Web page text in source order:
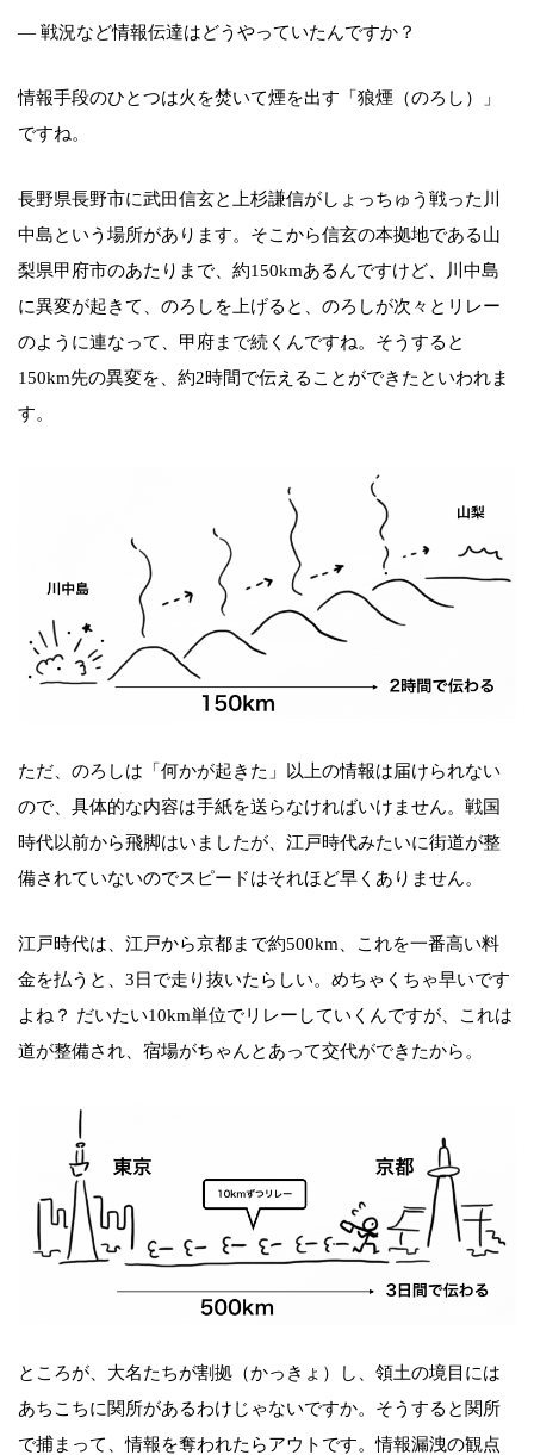
― 戦況など情報伝達はどうやっていたんですか？
情報手段のひとつは火を焚いて煙を出す「狼煙（のろし）」
ですね。
長野県長野市に武田信玄と上杉謙信がしょっちゅう戦った川
中島という場所があります。そこから信玄の本拠地である山
梨県甲府市のあたりまで、約150kmあるんですけど、川中島
に異変が起きて、のろしを上げると、のろしが次々とリレー
のように連なって、甲府まで続くんですね。そうすると
150km先の異変を、約2時間で伝えることができたといわれま
す。
ただ、のろしは「何かが起きた」以上の情報は届けられない
ので、具体的な内容は手紙を送らなければいけません。戦国
時代以前から飛脚はいましたが、江戸時代みたいに街道が整
備されていないのでスピードはそれほど早くありません。
江戸時代は、江戸から京都まで約500km、これを一番高い料
金を払うと、3日で走り抜いたらしい。めちゃくちゃ早いです
よね？ だいたい10km単位でリレーしていくんですが、これは
道が整備され、宿場がちゃんとあって交代ができたから。
ところが、大名たちが割拠（かっきょ）し、領土の境目には
あちこちに関所があるわけじゃないですか。そうすると関所
で捕まって、情報を奪われたらアウトです。情報漏洩の観点